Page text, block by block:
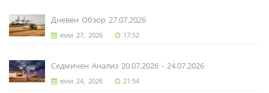
Дневен Обзор 27.07.2026
юли 27, 2026 17:52
Седмичен Анализ 20.07.2026 - 24.07.2026
юли 24, 2026 21:54